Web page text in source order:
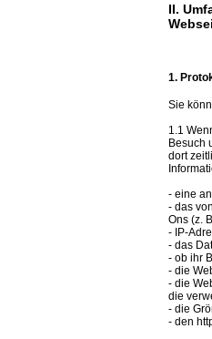
II.
1.
Sie
1.1
Besuch
dort
- eine
- das
Ons (z.
- IP-
- das
- ob ihr
- die
- die
die
- die
- den